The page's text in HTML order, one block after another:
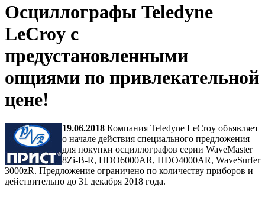
Осциллографы Teledyne
LeCroy с
предустановленными
опциями по привлекательной
цене!
19.06.2018 Компания Teledyne LeCroy объявляет
о начале действия специального предложения
для покупки осциллографов серии WaveMaster
8Zi-B-R, HDO6000AR, HDO4000AR, WaveSurfer
3000zR. Предложение ограничено по количеству приборов и
действительно до 31 декабря 2018 года.